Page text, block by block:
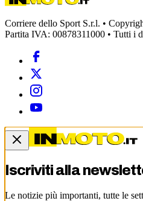
Corriere dello Sport S.r.l. •
Partita IVA: 00878311000 • Tutti i
Iscriviti alla
Le notizie più importanti, tutte le